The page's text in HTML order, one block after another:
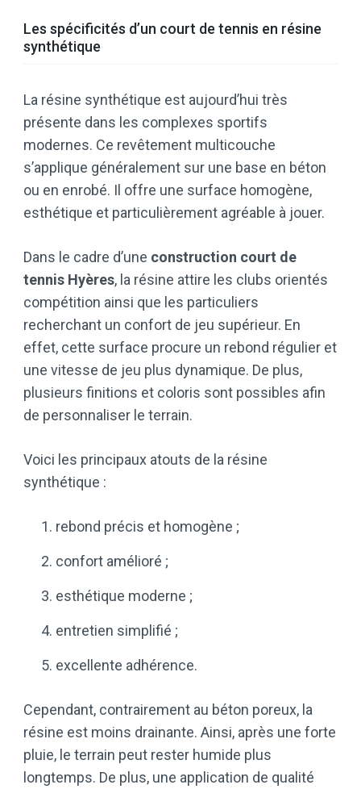
Les spécificités d’un court de tennis en résine
synthétique
La résine synthétique est aujourd’hui très
présente dans les complexes sportifs
modernes. Ce revêtement multicouche
s’applique généralement sur une base en béton
ou en enrobé. Il offre une surface homogène,
esthétique et particulièrement agréable à jouer.
Dans le cadre d’une construction court de
tennis Hyères, la résine attire les clubs orientés
compétition ainsi que les particuliers
recherchant un confort de jeu supérieur. En
effet, cette surface procure un rebond régulier et
une vitesse de jeu plus dynamique. De plus,
plusieurs finitions et coloris sont possibles afin
de personnaliser le terrain.
Voici les principaux atouts de la résine
synthétique :
rebond précis et homogène ;
confort amélioré ;
esthétique moderne ;
entretien simplifié ;
excellente adhérence.
Cependant, contrairement au béton poreux, la
résine est moins drainante. Ainsi, après une forte
pluie, le terrain peut rester humide plus
longtemps. De plus, une application de qualité